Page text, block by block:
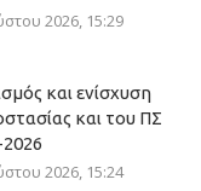
2026, 15:29
και ενίσχυση
και του ΠΣ
2026, 15:24